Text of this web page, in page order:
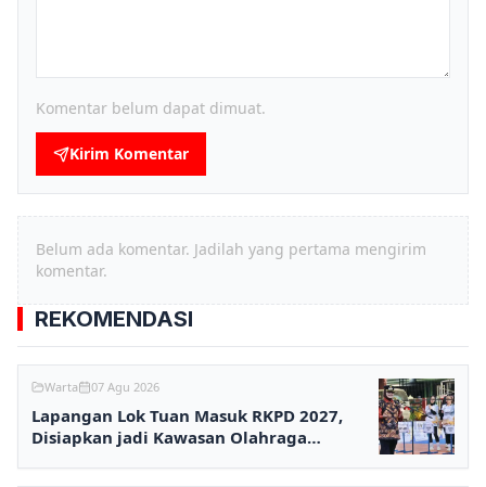
Komentar belum dapat dimuat.
Kirim Komentar
Belum ada komentar. Jadilah yang pertama mengirim
komentar.
REKOMENDASI
Warta 07 Agu 2026
Lapangan Lok Tuan Masuk RKPD 2027,
Disiapkan jadi Kawasan Olahraga